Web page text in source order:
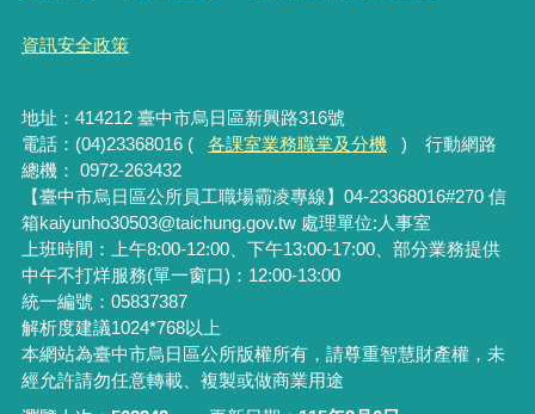
資訊安全政策
地址：414212 臺中市烏日區新興路316號
電話：(04)23368016 (
各課室業務職掌及分機
) 行動網路
總機： 0972-263432
【臺中市烏日區公所員工職場霸凌專線】04-23368016#270 信
箱kaiyunho30503@taichung.gov.tw 處理單位:人事室
上班時間：上午8:00-12:00、下午13:00-17:00、部分業務提供
中午不打烊服務(單一窗口)：12:00-13:00
統一編號：05837387
解析度建議1024*768以上
本網站為臺中市烏日區公所版權所有，請尊重智慧財產權，未
經允許請勿任意轉載、複製或做商業用途